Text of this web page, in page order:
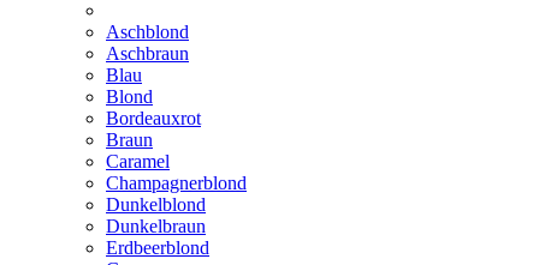
Aschblond
Aschbraun
Blau
Blond
Bordeauxrot
Braun
Caramel
Champagnerblond
Dunkelblond
Dunkelbraun
Erdbeerblond